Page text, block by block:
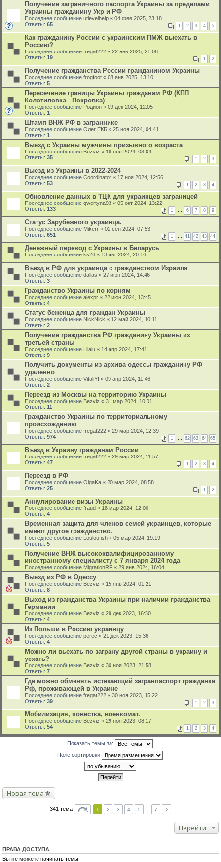
Получение заграничного паспорта Украины за пределами
Украины гражданину Укр и РФ
Последнее сообщение utlevelhelp « 04 фев 2025, 23:18
Ответы: 65 1 2 3 4 5
Как гражданину России с украинским ПМЖ выехать в
Россию?
Последнее сообщение fregat222 « 22 янв 2025, 21:08
Ответы: 19 1 2
Получение гражданства России гражданином Украины
Последнее сообщение frogfoot « 08 янв 2025, 13:10
Ответы: 5
Пересечение границы Украины гражданам РФ (КПП
Колотиловка - Покровка)
Последнее сообщение Родион « 09 дек 2024, 12:05
Ответы: 1
Штамп ВНЖ РФ в заграннике
Последнее сообщение Олег ЕКБ « 25 ноя 2024, 04:41
Ответы: 1
Выезд с Украины мужчины призывного возраста
Последнее сообщение Bezviz « 18 ноя 2024, 03:04
Ответы: 35 1 2 3
Выезд из Украины в 2022-2024
Последнее сообщение Coordinator « 17 ноя 2024, 12:56
Ответы: 53 1 2 3 4
Обновление данных в ТЦК для украинцев заграницей
Последнее сообщение qwertyna93 « 05 окт 2024, 13:22
Ответы: 133 1 … 6 7 8 9
Статус Зарубежного украинца.
Последнее сообщение Mikerr « 02 сен 2024, 07:53
Ответы: 651 1 … 41 42 43 44
Денежный перевод с Украины в Беларусь
Последнее сообщение ks26 « 13 авг 2024, 20:16
Въезд в РФ для украинца с гражданством Израиля
Последнее сообщение dallas « 27 июн 2024, 14:46
Ответы: 3
Гражданство Украины по корням
Последнее сообщение alexpr « 22 июн 2024, 13:45
Ответы: 4
Статус беженца для граждан Украины
Последнее сообщение NickNick « 12 май 2024, 10:11
Ответы: 2
Получение гражданства РФ гражданину Украины из
третьей страны
Последнее сообщение Lilalu « 14 апр 2024, 17:41
Ответы: 9
Получить документы из архива одессы гражданину РФ
удаленно
Последнее сообщение VitaliY! « 09 апр 2024, 11:46
Ответы: 2
Переезд из Москвы на территорию Украины
Последнее сообщение Bezviz « 31 мар 2024, 10:01
Ответы: 11
Гражданство Украины по территориальному
происхождению
Последнее сообщение fregat222 « 29 мар 2024, 12:39
Ответы: 974 1 … 62 63 64 65
Въезд в Украину гражданам России
Последнее сообщение fregat222 « 29 мар 2024, 11:57
Ответы: 47 1 2 3 4
Переезд в РФ
Последнее сообщение OlgaKa « 20 мар 2024, 08:58
Ответы: 25 1 2
Аннулирование визы Украины
Последнее сообщение fraud « 18 мар 2024, 12:00
Ответы: 4
Временная защита для членов семей украинцев, которые
имеют другое гражданство.
Последнее сообщение Louloufish « 05 мар 2024, 19:19
Ответы: 5
Получение ВНЖ высококвалифицированному
иностранному специалисту с 7 января 2024 года
Последнее сообщение MigrationRF « 29 янв 2024, 16:04
Выезд из РФ в Одессу
Последнее сообщение Bezviz « 15 янв 2024, 01:21
Ответы: 8
Выход из гражданства Украины при наличии гражданства
Германии
Последнее сообщение Bezviz « 29 дек 2023, 16:50
Ответы: 4
Из Польши в Россию украинцу
Последнее сообщение perec « 21 дек 2023, 15:36
Ответы: 4
Можно ли вьехать по заграну другой страны в украину и
уехать?
Последнее сообщение Bezviz « 30 ноя 2023, 21:58
Ответы: 7
Где можно обменять истекающий загранпаспорт гражданке
Рф, проживающей в Украине
Последнее сообщение fregat222 « 30 ноя 2023, 15:22
Ответы: 39 1 2 3
Мобилизация, повестка, военкомат.
Последнее сообщение Bezviz « 29 ноя 2023, 08:17
Ответы: 54 1 2 3 4
Показать темы за:
Поле сортировки
Новая тема
341 тема 1 2 3 4 5 7
Перейти
ПРАВА ДОСТУПА
Вы не можете начинать темы